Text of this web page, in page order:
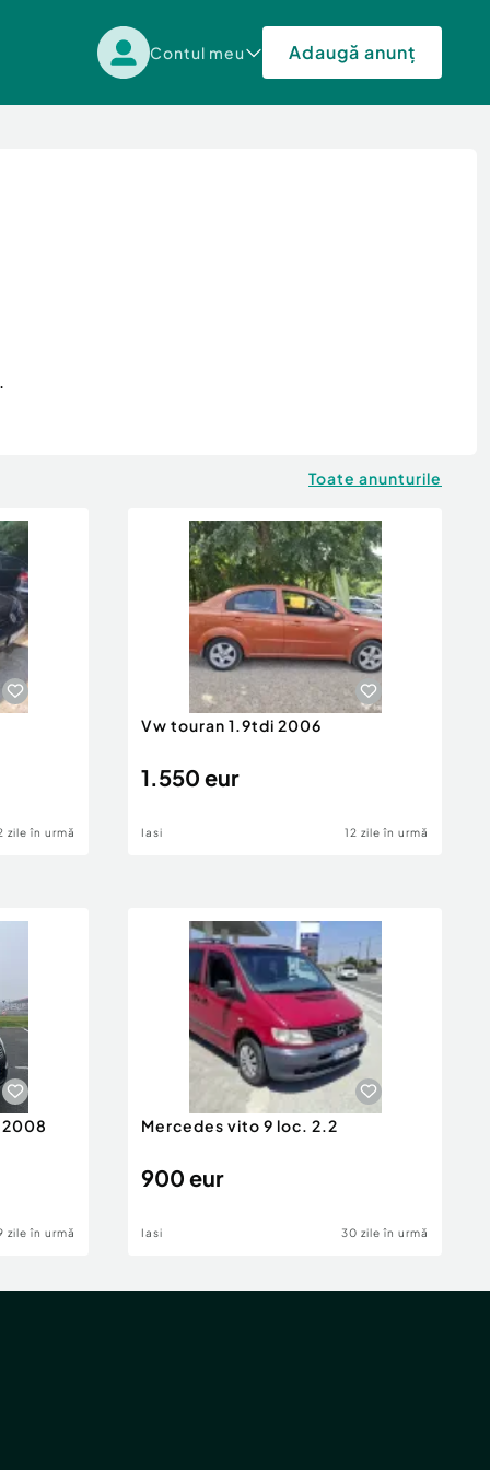
Contul meu Adaugă anunț
Toate anunturile
zile în urmă
Vw touran 1.9tdi 2006
1.550 eur
Iasi 12 zile în urmă
2008
zile în urmă
Mercedes vito 9 loc. 2.2
900 eur
Iasi 30 zile în urmă